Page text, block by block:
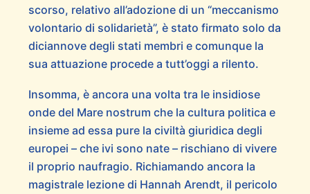
scorso, relativo all’adozione di un “meccanismo
volontario di solidarietà”, è stato firmato solo da
diciannove degli stati membri e comunque la
sua attuazione procede a tutt’oggi a rilento.
Insomma, è ancora una volta tra le insidiose
onde del Mare nostrum che la cultura politica e
insieme ad essa pure la civiltà giuridica degli
europei – che ivi sono nate – rischiano di vivere
il proprio naufragio. Richiamando ancora la
magistrale lezione di Hannah Arendt, il pericolo